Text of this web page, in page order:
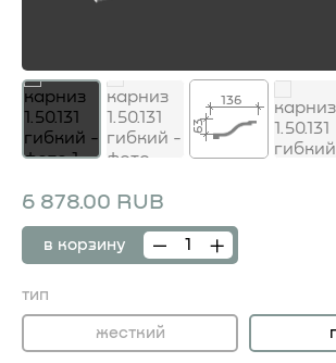
136
63
6 878.00 RUB
в корзину
тип
жесткий